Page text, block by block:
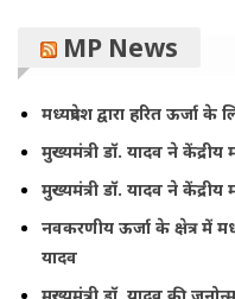
MP News
मध्यप्रदेश द्वारा हरित ऊर्जा
मुख्यमंत्री डॉ. यादव ने केंद्रीय
मुख्यमंत्री डॉ. यादव ने
नवकरणीय ऊर्जा के क्षेत्र में
यादव